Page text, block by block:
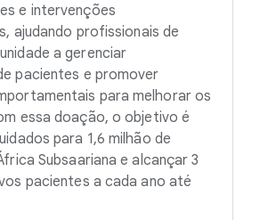
e intervenções
ajudando profissionais de
a gerenciar
pacientes e promover
para melhorar os
essa doação, o objetivo é
para 1,6 milhão de
Subsaariana e alcançar 3
pacientes a cada ano até